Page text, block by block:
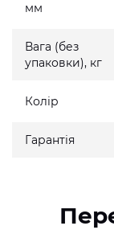
мм
Вага (без
упаковки), кг
Колір
Гарантія